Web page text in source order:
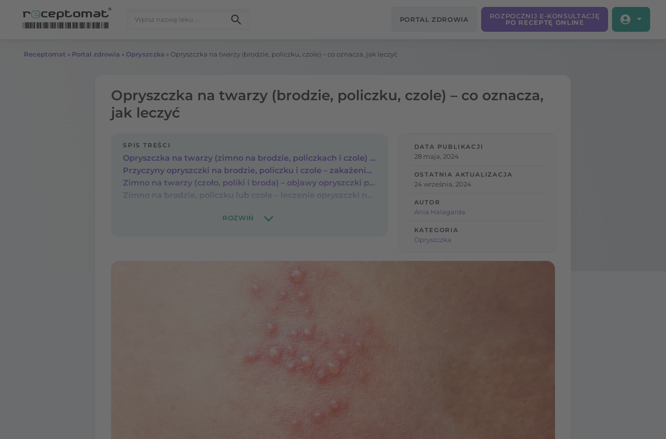
PORTAL ZDROWIA
ROZPOCZNIJ E-KONSULTACJĘ
PO RECEPTĘ ONLINE
Receptomat » Portal zdrowia » Opryszczka » Opryszczka na twarzy (brodzie, policzku, czole) – co oznacza, jak leczyć
Opryszczka na twarzy (brodzie, policzku, czole) – co oznacza,
jak leczyć
SPIS TREŚCI
Opryszczka na twarzy (zimno na brodzie, policzkach i czole) – rodzaje opryszczki
Przyczyny opryszczki na brodzie, policzku i czole – zakażenie wirusem opryszczki zwykłej
Zimno na twarzy (czoło, poliki i broda) – objawy opryszczki przy infekcji wirusem HSV
DATA PUBLIKACJI
28 maja, 2024
OSTATNIA AKTUALIZACJA
24 września, 2024
AUTOR
Ania Halagarda
KATEGORIA
Opryszczka